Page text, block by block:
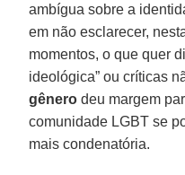
ambígua sobre a
em não esclarecer,
momentos, o que quer
ideológica” ou críticas
gênero deu margem
comunidade LGBT se
mais condenatória.